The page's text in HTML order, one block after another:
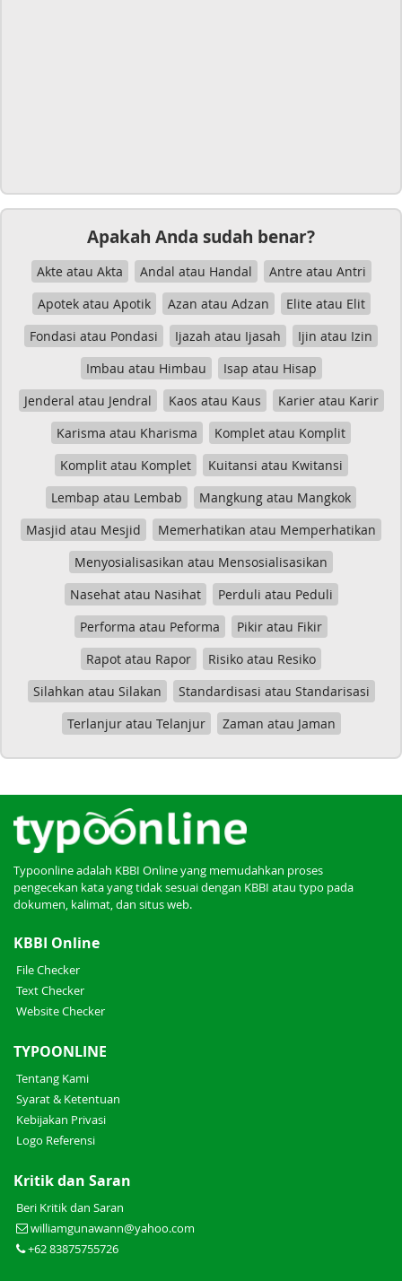
Apakah Anda sudah benar?
Akte atau Akta Andal atau Handal
Antre atau Antri
Apotek atau Apotik
Azan atau Adzan
Elite atau Elit
Fondasi atau Pondasi
Ijazah atau Ijasah
Ijin atau Izin
Imbau atau Himbau
Isap atau Hisap
Jenderal atau Jendral
Kaos atau Kaus
Karier atau Karir
Karisma atau Kharisma
Komplet atau Komplit
Komplit atau Komplet
Kuitansi atau Kwitansi
Lembap atau Lembab
Mangkung atau Mangkok
Masjid atau Mesjid
Memerhatikan atau Memperhatikan
Menyosialisasikan atau Mensosialisasikan
Nasehat atau Nasihat
Perduli atau Peduli
Performa atau Peforma
Pikir atau Fikir
Rapot atau Rapor
Risiko atau Resiko
Silahkan atau Silakan
Standardisasi atau Standarisasi
Terlanjur atau Telanjur
Zaman atau Jaman
Typoonline adalah KBBI Online yang memudahkan proses
pengecekan kata yang tidak sesuai dengan KBBI atau typo pada
dokumen, kalimat, dan situs web.
KBBI Online
File Checker
Text Checker
Website Checker
TYPOONLINE
Tentang Kami
Syarat & Ketentuan
Kebijakan Privasi
Logo Referensi
Kritik dan Saran
Beri Kritik dan Saran
williamgunawann@yahoo.com
+62 83875755726